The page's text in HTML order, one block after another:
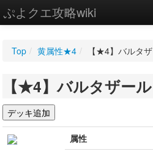
ぷよクエ攻略wiki
WIKI
設定
Top / 黄属性★4 / 【★4】バルタ
【★4】バルタザール
属性